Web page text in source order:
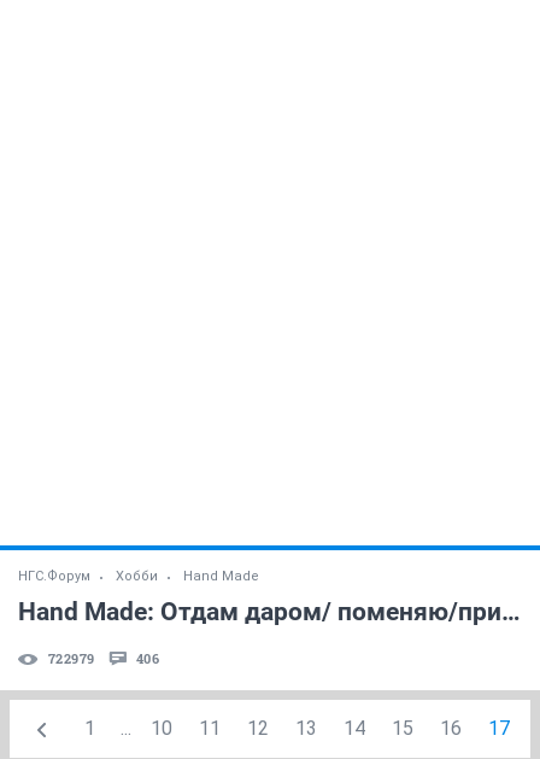
НГС.Форум Хобби Hand Made
Hand Made: Отдам даром/ поменяю/приму в дар
722979 406
1 ... 10 11 12 13 14 15 16 17